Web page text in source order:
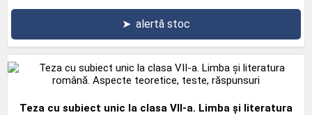
➤ alertă stoc
Teza cu subiect unic la clasa VII-a. Limba şi literatura